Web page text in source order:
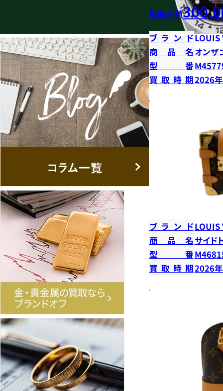
買取金額
ブランドLOUIS
商品名 オンザ
型番
買取時期2026
ブランドLOUIS
商品名 サイド
型番
買取時期2026